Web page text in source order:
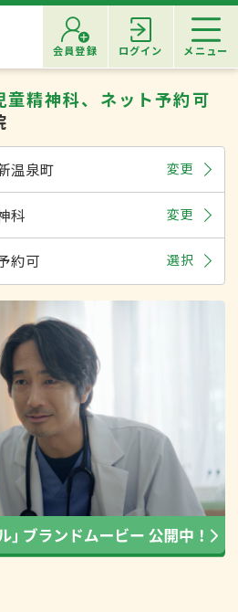
会員登録 ログイン メニュー
精神科、ネット予約可
温泉町 変更
科 変更
約可 選択